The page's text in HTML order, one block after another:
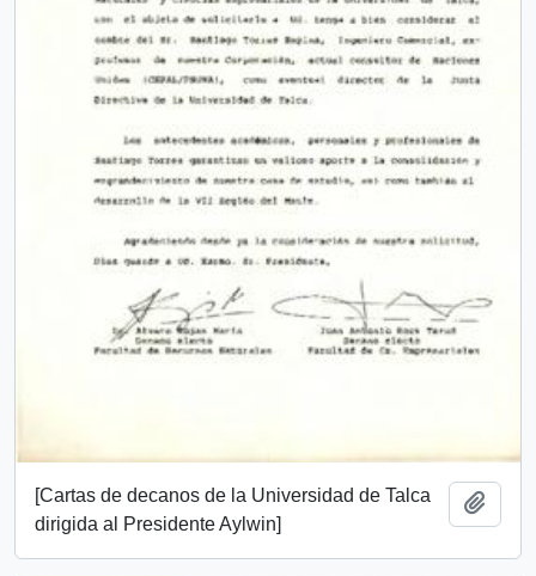
[Cartas de decanos de la Universidad de Talca
dirigida al Presidente Aylwin]